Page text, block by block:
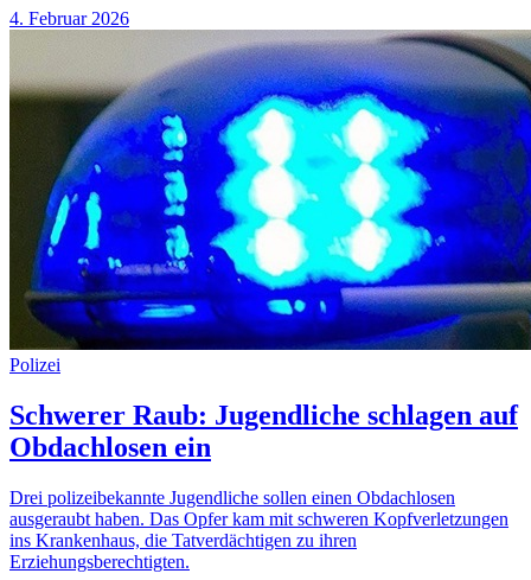
4. Februar 2026
Polizei
Schwerer Raub: Jugendliche schlagen auf
Obdachlosen ein
Drei polizeibekannte Jugendliche sollen einen Obdachlosen
ausgeraubt haben. Das Opfer kam mit schweren Kopfverletzungen
ins Krankenhaus, die Tatverdächtigen zu ihren
Erziehungsberechtigten.